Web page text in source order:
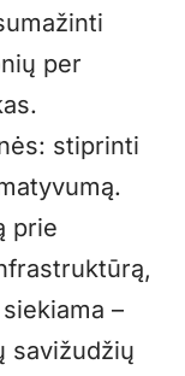
per
stiprinti
prie
–
savižudžių